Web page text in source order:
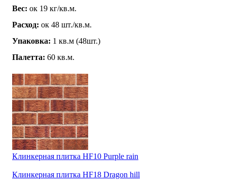
Вес: ок 19 кг/кв.м.
Расход: ок 48 шт./кв.м.
Упаковка: 1 кв.м (48шт.)
Палетта: 60 кв.м.
Клинкерная плитка HF10 Purple rain
Клинкерная плитка HF18 Dragon hill